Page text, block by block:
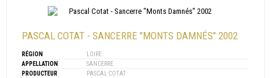
PASCAL COTAT - SANCERRE "MONTS DAMNÉS" 2002
RÉGION
LOIRE
APPELLATION
SANCERRE
PRODUCTEUR
PASCAL COTAT